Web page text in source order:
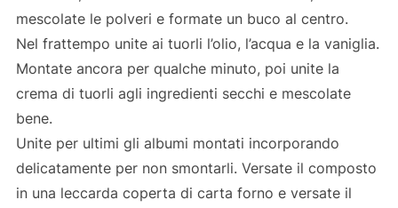
mescolate le polveri e formate un buco al centro.
Nel frattempo unite ai tuorli l’olio, l’acqua e la vaniglia.
Montate ancora per qualche minuto, poi unite la
crema di tuorli agli ingredienti secchi e mescolate
bene.
Unite per ultimi gli albumi montati incorporando
delicatamente per non smontarli. Versate il composto
in una leccarda coperta di carta forno e versate il